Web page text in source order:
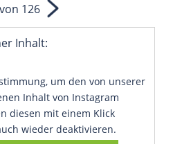
Inhalt:
um den von unserer
Inhalt von Instagram
diesen mit einem Klick
wieder deaktivieren.
126